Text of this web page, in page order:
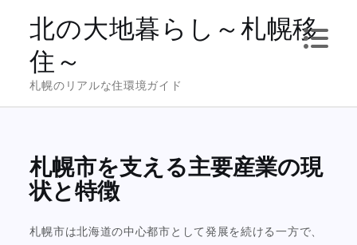
content
北の大地暮らし～札幌移
住～
札幌のリアルな住環境ガイド
札幌市を支える主要産業の現
状と特徴
札幌市は北海道の中心都市として発展を続ける一方で、